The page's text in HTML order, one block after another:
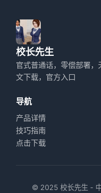
校长先生
官式普通话，零偿部署
文下载，官方入口
导航
产品详情
技巧指南
点击下载
© 2025 校长先生 -